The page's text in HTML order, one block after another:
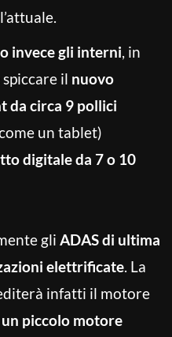
invece gli interni, in
il nuovo
da circa 9 pollici
un tablet)
digitale da 7 o 10
gli ADAS di ultima
elettrificate. La
infatti il motore
piccolo motore